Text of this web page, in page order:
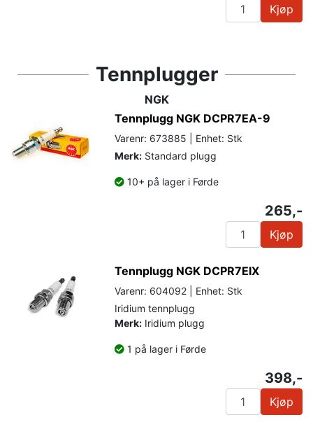
Kjøp
Tennplugger
NGK
Tennplugg NGK DCPR7EA-9
Varenr: 673885 | Enhet: Stk
Merk: Standard plugg
10+ på lager i Førde
265,-
Kjøp
Tennplugg NGK DCPR7EIX
Varenr: 604092 | Enhet: Stk
Iridium tennplugg
Merk: Iridium plugg
1 på lager i Førde
398,-
Kjøp